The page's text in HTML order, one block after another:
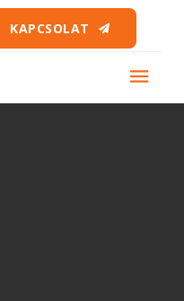
KAPCSOLAT